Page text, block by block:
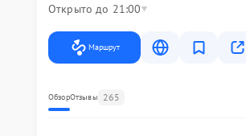
Открыто до 21:00
Маршрут
ОбзорОтзывы 265